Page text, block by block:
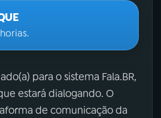
para o sistema Fala.BR,
estará dialogando. O
de comunicação da